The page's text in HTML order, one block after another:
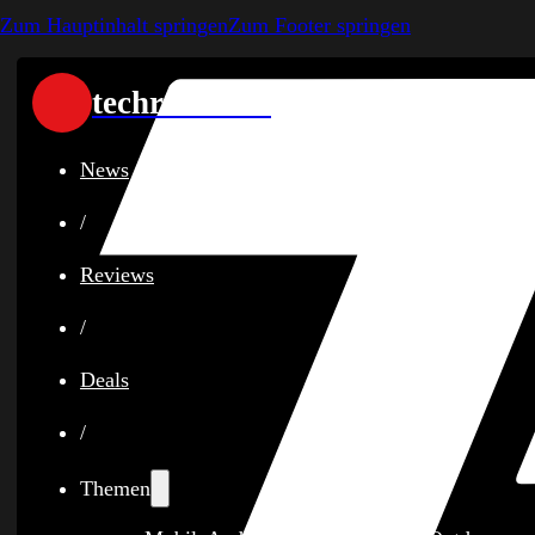
Zum Hauptinhalt springenZum Footer springen
techreviewer
News
/
Reviews
/
Deals
/
Themen